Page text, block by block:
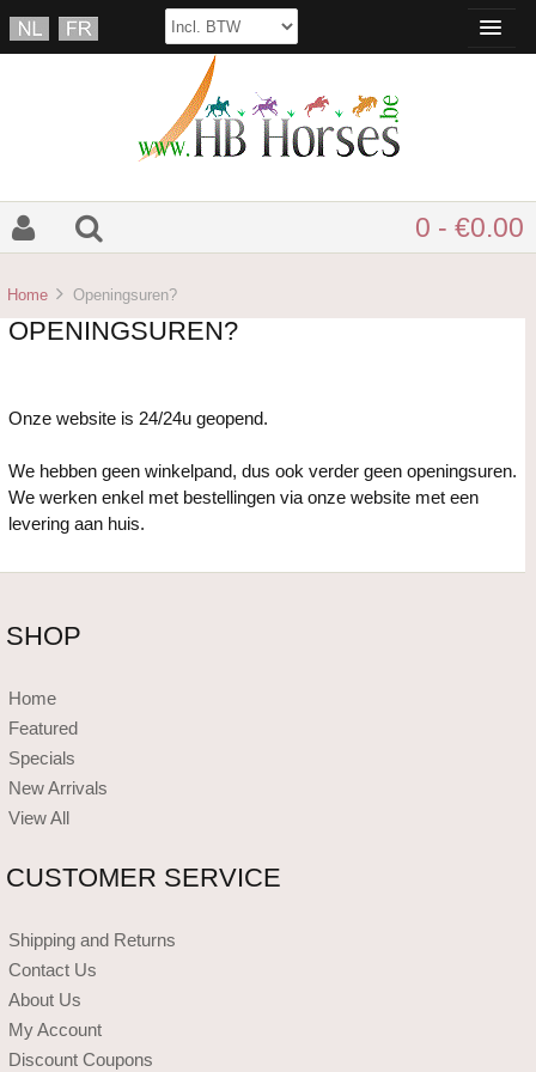
0 - €0.00
Home Openingsuren?
OPENINGSUREN?
Onze website is 24/24u geopend.
We hebben geen winkelpand, dus ook verder geen openingsuren.
We werken enkel met bestellingen via onze website met een
levering aan huis.
SHOP
Home
Featured
Specials
New Arrivals
View All
CUSTOMER SERVICE
Shipping and Returns
Contact Us
About Us
My Account
Discount Coupons